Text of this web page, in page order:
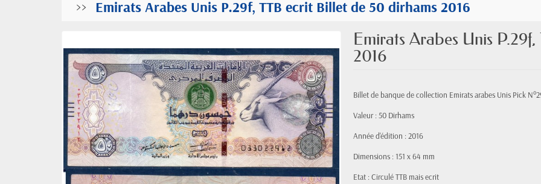
Emirats Arabes Unis P.29f, TTB ecrit Billet de 50 dirhams 2016
Emirats Arabes Unis
2016
Billet de banque de collection Emirats arabes Unis Pick
Valeur : 50 Dirhams
Année d'édition : 2016
Dimensions : 151 x 64 mm
Etat : Circulé TTB mais ecrit